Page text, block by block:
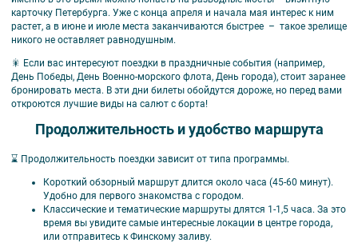
карточку Петербурга. Уже с конца апреля и начала мая интерес к ним
растет, а в июне и июле места заканчиваются быстрее – такое зрелище
никого не оставляет равнодушным.
🎇 Если вас интересуют поездки в праздничные события (например,
День Победы, День Военно-морского флота, День города), стоит заранее
бронировать места. В эти дни билеты обойдутся дороже, но перед вами
откроются лучшие виды на салют с борта!
Продолжительность и удобство маршрута
⌛ Продолжительность поездки зависит от типа программы.
Короткий обзорный маршрут длится около часа (45-60 минут).
Удобно для первого знакомства с городом.
Классические и тематические маршруты длятся 1-1,5 часа. За это
время вы увидите самые интересные локации в центре города,
или отправитесь к Финскому заливу.